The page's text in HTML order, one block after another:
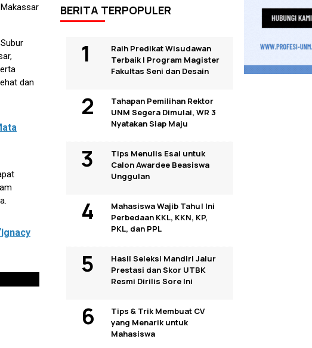
dan
BERITA TERPOPULER
Raih Predikat Wisudawan
Terbaik I Program Magister
Fakultas Seni dan Desain
Tahapan Pemilihan Rektor
UNM Segera Dimulai, WR 3
Nyatakan Siap Maju
Tips Menulis Esai untuk
Calon Awardee Beasiswa
Unggulan
Mahasiswa Wajib Tahu! Ini
Perbedaan KKL, KKN, KP,
PKL, dan PPL
Hasil Seleksi Mandiri Jalur
Prestasi dan Skor UTBK
Resmi Dirilis Sore Ini
Tips & Trik Membuat CV
yang Menarik untuk
Mahasiswa